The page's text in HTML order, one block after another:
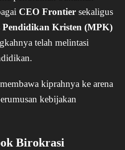
CEO Frontier sekaligus
Kristen (MPK)
telah melintasi
kiprahnya ke arena
kebijakan
Birokrasi